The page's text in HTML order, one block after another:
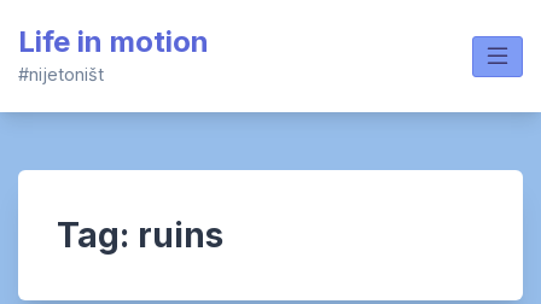
content
Life in motion
#nijetoništ
Tag: ruins